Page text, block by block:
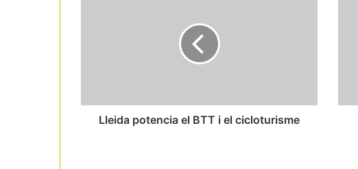
Lleida potencia el BTT i el cicloturisme